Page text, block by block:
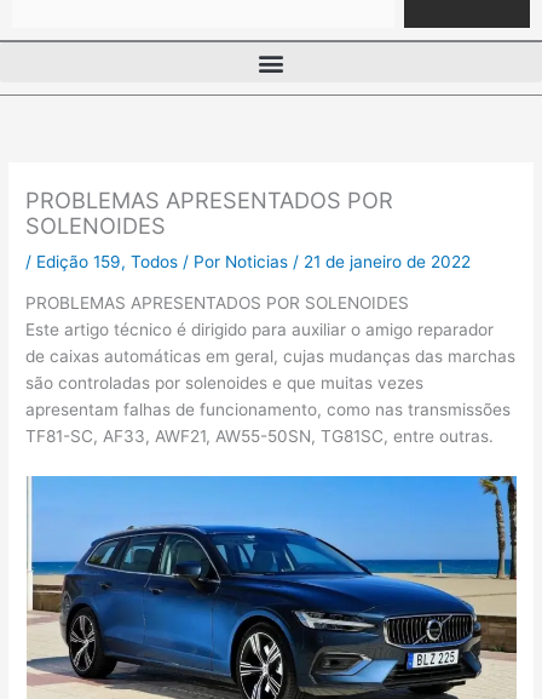
PROBLEMAS APRESENTADOS POR
SOLENOIDES
/ Edição 159,Todos / Por Noticias / 21 de janeiro de 2022
PROBLEMAS APRESENTADOS POR SOLENOIDES
Este artigo técnico é dirigido para auxiliar o amigo reparador
de caixas automáticas em geral, cujas mudanças das marchas
são controladas por solenoides e que muitas vezes
apresentam falhas de funcionamento, como nas transmissões
TF81-SC, AF33, AWF21, AW55-50SN, TG81SC, entre outras.